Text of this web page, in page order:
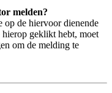
melden?
op de hiervoor dienende
geklikt hebt, moet
om de melding te